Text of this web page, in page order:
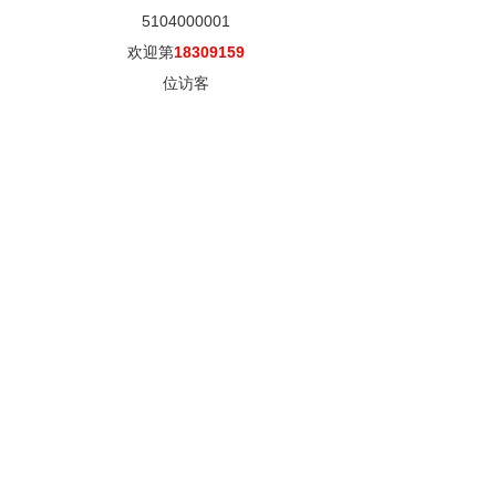
5104000001
欢迎第18309159
位访客